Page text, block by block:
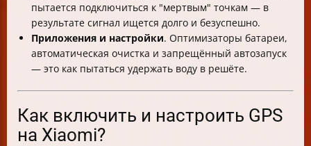
пытается подключиться к "мертвым" точкам — в
результате сигнал ищется долго и безуспешно.
Приложения и настройки. Оптимизаторы батареи,
автоматическая очистка и запрещённый автозапуск
— это как пытаться удержать воду в решёте.
Как включить и настроить GPS
на Xiaomi?